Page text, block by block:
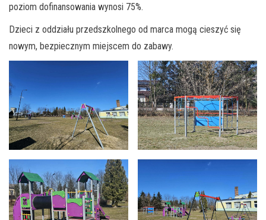
poziom dofinansowania wynosi 75%.
Dzieci z oddziału przedszkolnego od marca mogą cieszyć się
nowym, bezpiecznym miejscem do zabawy.